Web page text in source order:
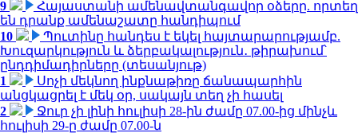
9
Հայաստանի ամենավտանգավոր օձերը. որտեղ
են դրանք ամենաշատը հանդիպում
10
Պուտինը հանդես է եկել հայտարարությամբ.
Խուզարկություն և ձերբակալություն․ թիրախում՝
ընդդիմադիրները (տեսանյութ)
1
Սոչի մեկնող ինքնաթիռը ճանապարհին
անցկացրել է մեկ օր, սակայն տեղ չի հասել
2
Ջուր չի լինի հուլիսի 28-ին ժամը 07.00-ից մինչև
հուլիսի 29-ը ժամը 07.00-ն